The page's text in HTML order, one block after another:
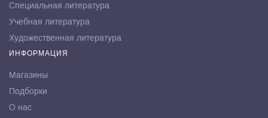
Специальная литература
Учебная литература
Художественная литература
ИНФОРМАЦИЯ
Магазины
Подборки
О нас